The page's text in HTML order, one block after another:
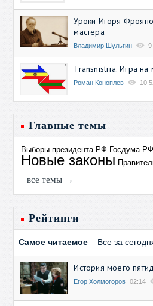
Уроки Игоря
мастера
Владимир Шульгин 9
Transnistria. Игра
Роман Коноплев 10
Главные темы
Выборы президента РФ Госдума РФ
Новые законы
все темы →
Рейтинги
Самое читаемое Все за
История моего
Егор Холмогоров 02:14